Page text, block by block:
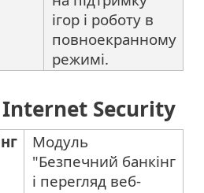
ігор і роботу в
повноекранному
режимі.
Internet Security
Модуль
"Безпечний банкінг
і перегляд веб-